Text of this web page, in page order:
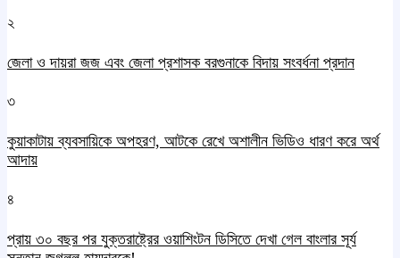
২
জেলা ও দায়রা জজ এবং জেলা প্রশাসক বরগুনাকে বিদায় সংবর্ধনা প্রদান
৩
কুয়াকাটায় ব্যবসায়িকে অপহরণ, আটকে রেখে অশালীন ভিডিও ধারণ করে অর্থ
আদায়
৪
প্রায় ৩০ বছর পর যুক্তরাষ্ট্রের ওয়াশিংটন ডিসিতে দেখা গেল বাংলার সূর্য